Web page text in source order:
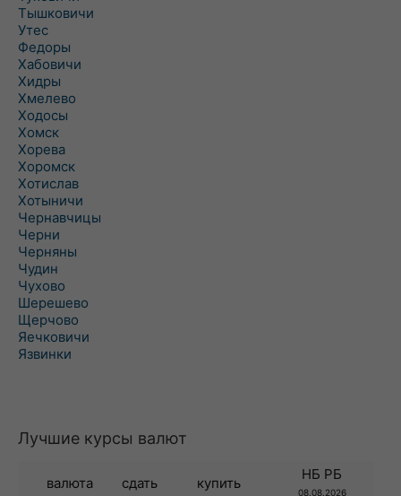
Тышковичи
Утес
Федоры
Хабовичи
Хидры
Хмелево
Ходосы
Хомск
Хорева
Хоромск
Хотислав
Хотыничи
Чернавчицы
Черни
Черняны
Чудин
Чухово
Шерешево
Щерчово
Яечковичи
Язвинки
Лучшие курсы валют
валюта сдать купить
НБ РБ
08.08.2026